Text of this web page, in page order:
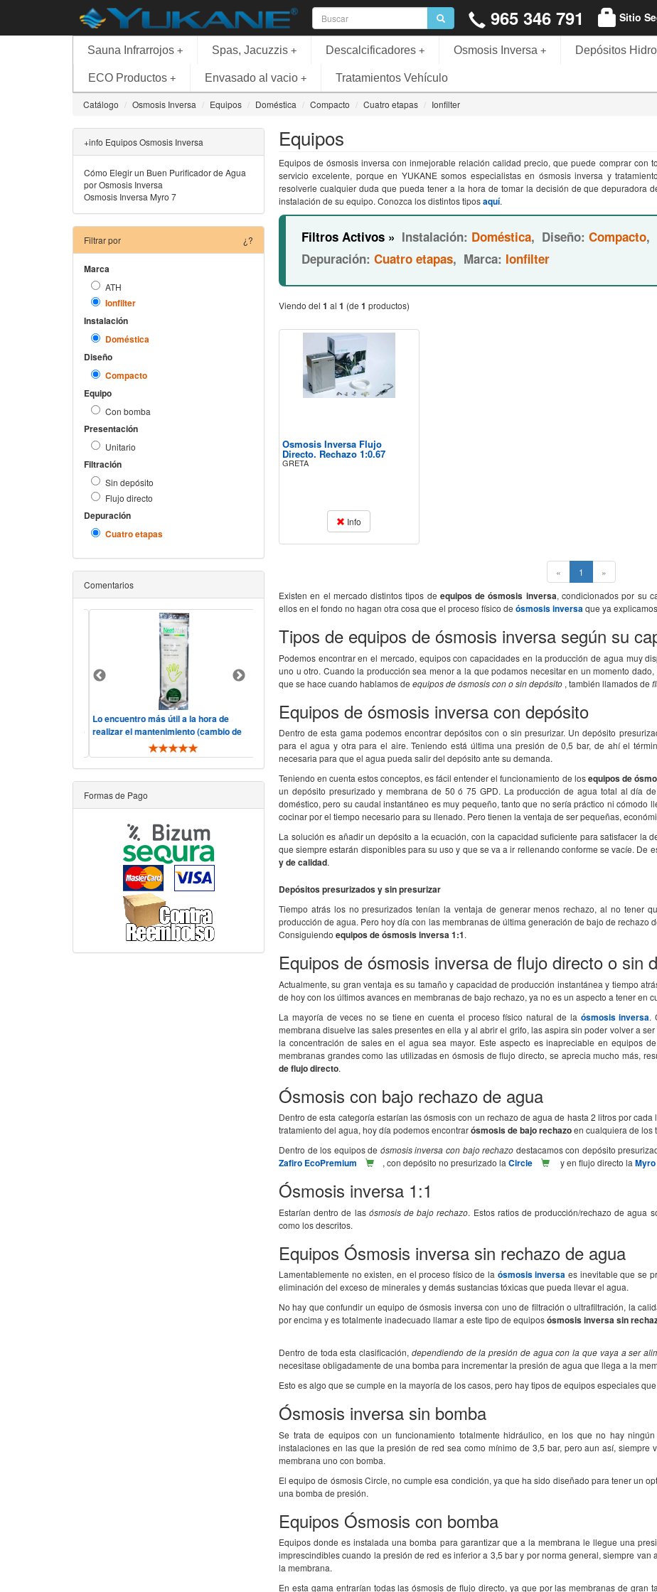
965 346 791 Sitio
+
Sauna Infrarrojos +
Spas, Jacuzzis +
Descalcificadores +
Osmosis Inversa Depósitos
+
ECO Productos +
Envasado al vacio Tratamientos Vehículo
Catálogo Osmosis Inversa Equipos Doméstica Compacto Cuatro etapas Ionfilter
Equipos
Equipos de ósmosis inversa con inmejorable relación calidad precio, que puede comprar con
servicio excelente, porque en YUKANE somos especialistas en ósmosis inversa y
resolverle cualquier duda que pueda tener a la hora de tomar la decisión de que depuradora
instalación de su equipo. Conozca los distintos tiposaquí.
Filtros Activos » Instalación: Doméstica, Diseño: Compacto,
Depuración: Cuatro etapas, Marca: Ionfilter
Viendo del 1 al 1 (de 1 productos)
Osmosis Inversa Flujo
Directo. Rechazo 1:0.67
GRETA
Info
« 1 (current)
»
Existen en el mercado distintos tipos de equipos de ósmosis inversa, condicionados por su
ellos en el fondo no hagan otra cosa que el proceso físico de ósmosis inversaque ya
Tipos de equipos de ósmosis inversa según su
Podemos encontrar en el mercado, equipos con capacidades en la producción de agua muy
uno u otro. Cuando la producción sea menor a la que podamos necesitar en un momento
que se hace cuando hablamos de equipos de ósmosis con o sin depósito , también llamados de
Equipos de ósmosis inversa con depósito
Dentro de esta gama podemos encontrar depósitos con o sin presurizar. Un depósito
para el agua y otra para el aire. Teniendo está última una presión de 0,5 bar, de ahí el
necesaria para que el agua pueda salir del depósito ante su demanda.
Teniendo en cuenta estos conceptos, es fácil entender el funcionamiento de losequipos de
un depósito presurizado y membrana de 50 ó 75 GPD. La producción de agua total al día
doméstico, pero su caudal instantáneo es muy pequeño, tanto que no sería práctico ni cómodo
cocinar por el tiempo necesario para su llenado. Pero tienen la ventaja de ser pequeñas,
La solución es añadir un depósito a la ecuación, con la capacidad suficiente para satisfacer la
que siempre estarán disponibles para su uso y que se va a ir rellenando conforme se vacíe. De
y de calidad.
Depósitos presurizados y sin presurizar
Tiempo atrás los no presurizados tenían la ventaja de generar menos rechazo, al no tener
producción de agua. Pero hoy día con las membranas de última generación de bajo de rechazo
Consiguiendo equipos de ósmosis inversa 1:1.
Equipos de ósmosis inversa de flujo directo o sin
Actualmente, su gran ventaja es su tamaño y capacidad de producción instantánea y tiempo
de hoy con los últimos avances en membranas de bajo rechazo, ya no es un aspecto a tener en
La mayoría de veces no se tiene en cuenta el proceso físico natural de la ósmosis inversa.
membrana disuelve las sales presentes en ella y al abrir el grifo, las aspira sin poder volver a
la concentración de sales en el agua sea mayor. Este aspecto es inapreciable en equipos
membranas grandes como las utilizadas en ósmosis de flujo directo, se aprecia mucho más,
de flujo directo.
Ósmosis con bajo rechazo de agua
Dentro de esta categoría estarían las ósmosis con un rechazo de agua de hasta 2 litros por
tratamiento del agua, hoy día podemos encontrarósmosis de bajo rechazoen cualquiera de los
Dentro de los equipos de ósmosis inversa con bajo rechazo destacamos con depósito
Zafiro EcoPremium , con depósito no presurizado la Circle y en flujo directo la
Ósmosis inversa 1:1
Estarían dentro de las ósmosis de bajo rechazo. Estos ratios de producción/rechazo de agua
como los descritos.
Equipos Ósmosis inversa sin rechazo de agua
Lamentablemente no existen, en el proceso físico de la ósmosis inversa es inevitable que se
eliminación del exceso de minerales y demás sustancias tóxicas que pueda llevar el agua.
No hay que confundir un equipo de ósmosis inversa con uno de filtración o ultrafiltración, la
por encima y es totalmente inadecuado llamar a este tipo de equiposósmosis inversa sin
Dentro de toda esta clasificación, dependiendo de la presión de agua con la que vaya a ser
necesitase obligadamente de una bomba para incrementar la presión de agua que llega a la
Esto es algo que se cumple en la mayoría de los casos, pero hay tipos de equipos especiales
Ósmosis inversa sin bomba
Se trata de equipos con un funcionamiento totalmente hidráulico, en los que no hay
instalaciones en las que la presión de red sea como mínimo de 3,5 bar, pero aun así,
membrana uno con bomba.
El equipo de ósmosis Circle, no cumple esa condición, ya que ha sido diseñado para tener un
una bomba de presión.
Equipos Ósmosis con bomba
Equipos donde es instalada una bomba para garantizar que a la membrana le llegue una
imprescindibles cuando la presión de red es inferior a 3,5 bar y por norma general, siempre
la membrana.
En esta gama entrarían todas las ósmosis de flujo directo, ya que por las membranas de gran
+info Equipos Osmosis Inversa
Cómo Elegir un Buen Purificador de Agua
por Osmosis Inversa
Osmosis Inversa Myro 7
Filtrar por ¿?
Marca
ATH
Ionfilter
Instalación
Doméstica
Diseño
Compacto
Equipo
Con bomba
Presentación
Unitario
Filtración
Sin depósito
Flujo directo
Depuración
Cuatro etapas
Comentarios
Lo encuentro más útil a la hora de
realizar el mantenimiento (cambio de
filtros y membrana). De toda ..
Hola, considero que he recibido un
servicio correcto. La atención
telefónica ha sido útil con un tra ..
La ósmosis funciona MUY BIEN,
EXCELENTE. L-
o hemos mandado a analizar a unos
laboratorios y consig ..
precio... Me
mismo por el
Formas de Pago